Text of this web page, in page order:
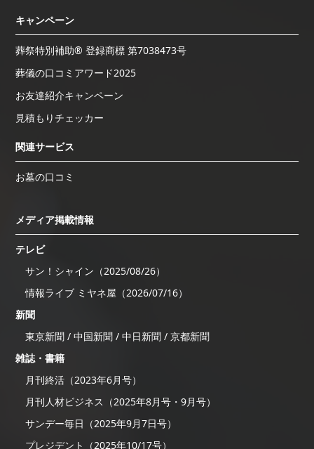
キャンペーン
葬祭特別補助® 登録商標 第7038473号
葬儀の口コミアワード2025
お友達紹介キャンペーン
見積もりチェッカー
関連サービス
お墓の口コミ
メディア掲載情報
テレビ
サン！シャイン（2025/08/26）
情報ライブ ミヤネ屋（2026/07/16）
新聞
東京新聞 / 中国新聞 / 中日新聞 / 京都新聞
雑誌・書籍
月刊終活（2023年6月号）
月刊人材ビジネス（2025年8月号・9月号）
サンデー毎日（2025年9月7日号）
プレジデント（2025年10/17号）